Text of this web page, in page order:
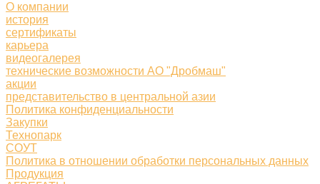
О компании
история
сертификаты
карьера
видеогалерея
технические возможности АО "Дробмаш"
акции
представительство в центральной азии
Политика конфиденциальности
Закупки
Технопарк
СОУТ
Политика в отношении обработки персональных данных
Продукция